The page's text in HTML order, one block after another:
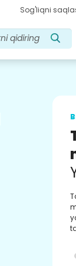
Sog'liqni